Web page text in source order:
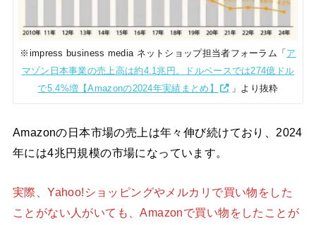
※impress business media ネットショップ担当者フォーラム「 ア
マゾン日本事業の売上高は約4.1兆円。ドルベースでは274億ドル
で5.4%増【Amazonの2024年実績まとめ】
」より抜粋
Amazonの日本市場の売上は年々伸び続けており、2024
年には4兆円規模の市場になっています。
実際、Yahoo!ショッピングやメルカリで買い物をした
ことがない人がいても、Amazonで買い物をしたことが